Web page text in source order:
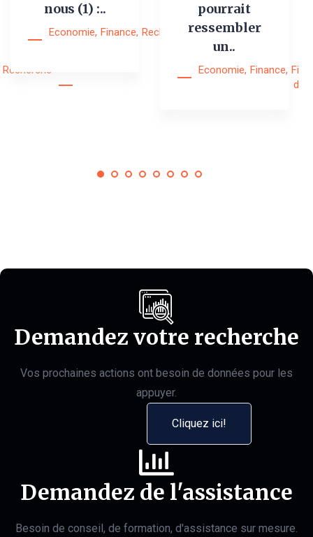
Recherche
nous (1) :..
Economie, Finance, Recherche, Research
Notes
pourrait
ressembler
un..
Economie, Finance,
Demandez votre recherche
Vos prochaines actions ont besoin de données pour les
appuyer.
Cliquez ici!
Demandez de l'assistance
Besoin de conseil, de formation, d'assistance sur mesure.